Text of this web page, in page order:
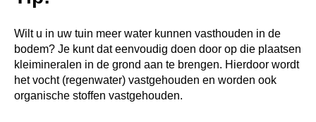
Wilt u in uw tuin meer water kunnen vasthouden in de
bodem? Je kunt dat eenvoudig doen door op die plaatsen
kleimineralen in de grond aan te brengen. Hierdoor wordt
het vocht (regenwater) vastgehouden en worden ook
organische stoffen vastgehouden.